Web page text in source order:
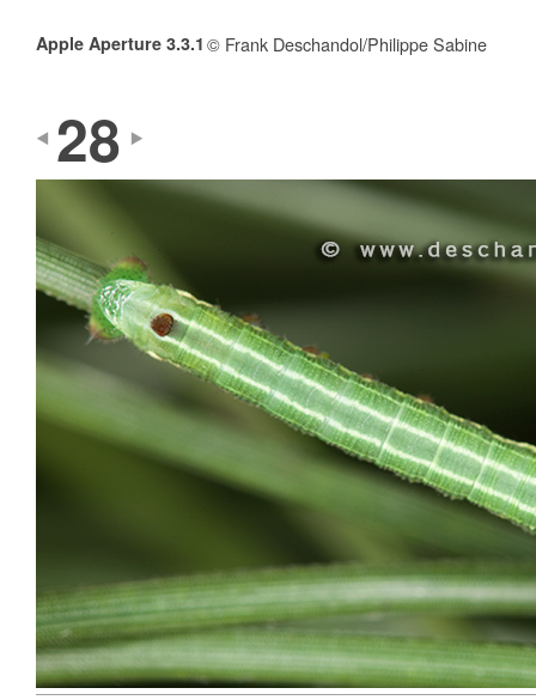
Apple Aperture 3.3.1 © Frank Deschandol/Philippe Sabine
28